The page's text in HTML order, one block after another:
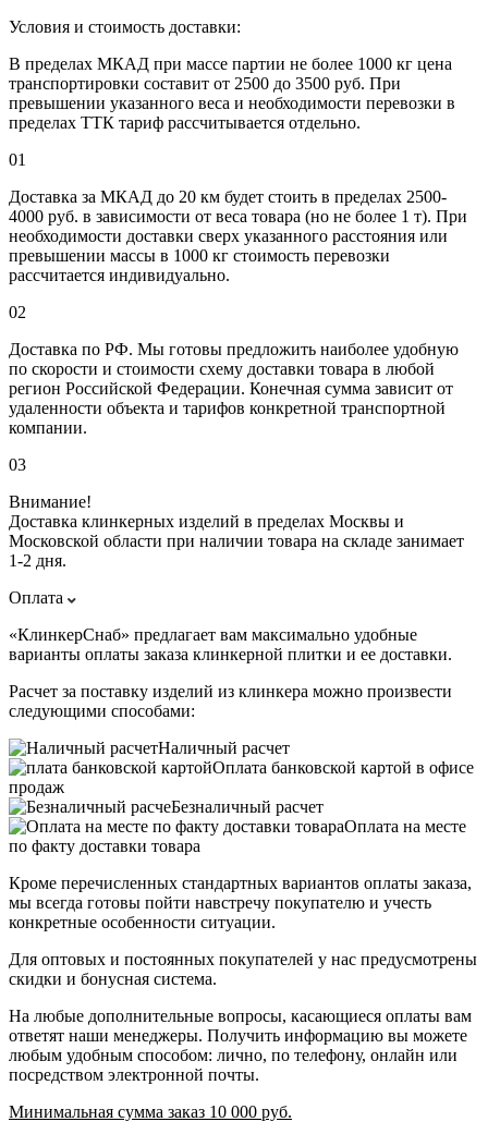
Условия и стоимость доставки:
В пределах МКАД при массе партии не более 1000 кг цена
транспортировки составит от 2500 до 3500 руб. При
превышении указанного веса и необходимости перевозки в
пределах ТТК тариф рассчитывается отдельно.
01
Доставка за МКАД до 20 км будет стоить в пределах 2500-
4000 руб. в зависимости от веса товара (но не более 1 т). При
необходимости доставки сверх указанного расстояния или
превышении массы в 1000 кг стоимость перевозки
рассчитается индивидуально.
02
Доставка по РФ. Мы готовы предложить наиболее удобную
по скорости и стоимости схему доставки товара в любой
регион Российской Федерации. Конечная сумма зависит от
удаленности объекта и тарифов конкретной транспортной
компании.
03
Внимание!
Доставка клинкерных изделий в пределах Москвы и
Московской области при наличии товара на складе занимает
1-2 дня.
Оплата
«КлинкерСнаб» предлагает вам максимально удобные
варианты оплаты заказа клинкерной плитки и ее доставки.
Расчет за поставку изделий из клинкера можно произвести
следующими способами:
Наличный расчет
Оплата банковской картой в офисе
продаж
Безналичный расчет
Оплата на месте
по факту доставки товара
Кроме перечисленных стандартных вариантов оплаты заказа,
мы всегда готовы пойти навстречу покупателю и учесть
конкретные особенности ситуации.
Для оптовых и постоянных покупателей у нас предусмотрены
скидки и бонусная система.
На любые дополнительные вопросы, касающиеся оплаты вам
ответят наши менеджеры. Получить информацию вы можете
любым удобным способом: лично, по телефону, онлайн или
посредством электронной почты.
Минимальная сумма заказ 10 000 руб.